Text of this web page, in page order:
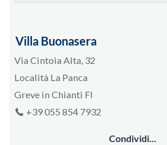
Villa Buonasera
Via Cintoia Alta, 32
Località La Panca
Greve in Chianti FI
+39 055 854 7932
Condividi...